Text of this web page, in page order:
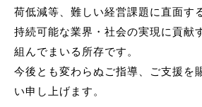
荷低減等、難しい経営課題に直面す
持続可能な業界・社会の実現に貢献
組んでまいる所存です。
今後とも変わらぬご指導、ご支援を
い申し上げます。